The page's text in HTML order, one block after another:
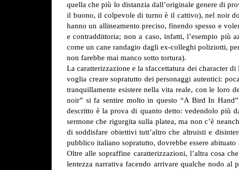
quella che più lo distanzia dall’originale genere di
il buono, il colpevole di turno è il cattivo), nel noir
hanno un allineamento preciso, finendo spesso e
e contraddittoria; non a caso, infatti, l’esempio più
come un cane randagio dagli ex-colleghi poliziotti,
non farebbe mai manco sotto tortura).
La caratterizzazione e la sfaccettatura dei character
voglia creare sopratutto dei personaggi autentici:
tranquillamente esistere nella vita reale, con le loro
noir” si fa sentire molto in questo “A Bird In
descritto è la prova di quanto detto: vedendolo più
sermone che rigurgita sulla platea, ma non c’è
di soddisfare obiettivi tutt’altro che altruisti e
pubblico italiano sopratutto, dovrebbe essere abituato
Oltre alle sopraffine caratterizzazioni, l’altra cosa
lentezza narrativa facendo arrivare qualche nodo al